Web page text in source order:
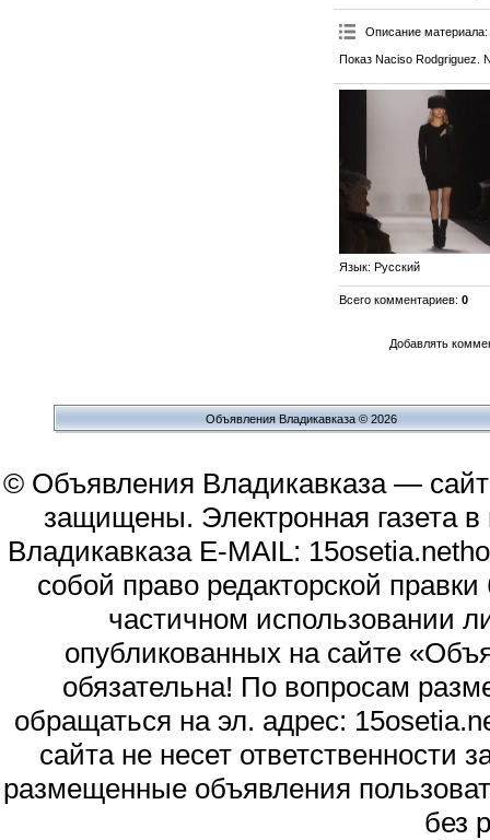
Описание материала:
Показ Naciso Rodgriguez.
Язык: Русский
Всего комментариев: 0
Добавлять
Объявления Владикавказа © 2026
© Объявления Владикавказа —
защищены. Электронная газета
Владикавказа E-MAIL:
собой право редакторской
частичном использовании
опубликованных на сайте
обязательна! По вопросам
обращаться на эл. адрес:
сайта не несет
размещенные объявления
без